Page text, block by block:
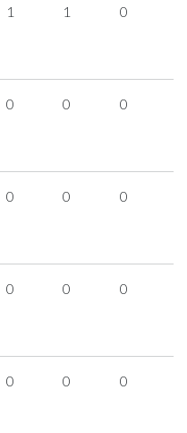
1 1 0
0 0 0
0 0 0
0 0 0
0 0 0